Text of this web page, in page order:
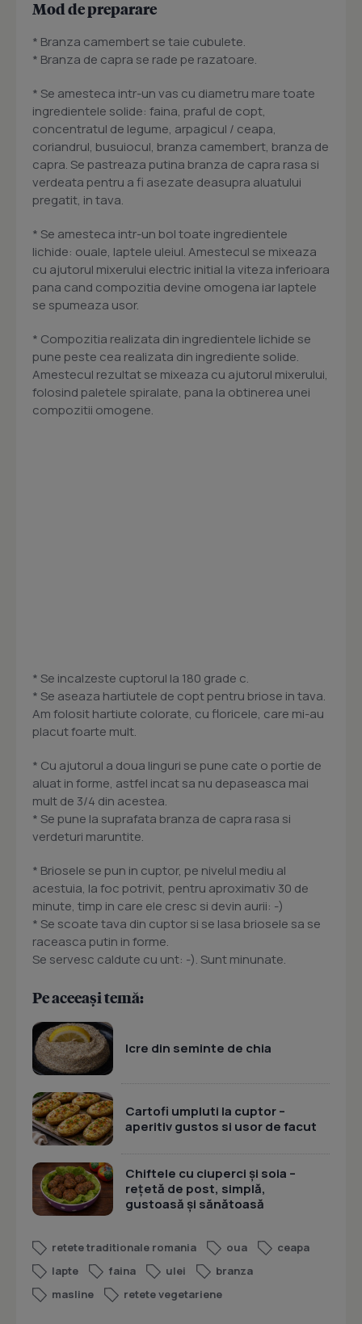
Mod de preparare
* Branza camembert se taie cubulete.
* Branza de capra se rade pe razatoare.
* Se amesteca intr-un vas cu diametru mare toate
ingredientele solide: faina, praful de copt,
concentratul de legume, arpagicul / ceapa,
coriandrul, busuiocul, branza camembert, branza de
capra. Se pastreaza putina branza de capra rasa si
verdeata pentru a fi asezate deasupra aluatului
pregatit, in tava.
* Se amesteca intr-un bol toate ingredientele
lichide: ouale, laptele uleiul. Amestecul se mixeaza
cu ajutorul mixerului electric initial la viteza inferioara
pana cand compozitia devine omogena iar laptele
se spumeaza usor.
* Compozitia realizata din ingredientele lichide se
pune peste cea realizata din ingrediente solide.
Amestecul rezultat se mixeaza cu ajutorul mixerului,
folosind paletele spiralate, pana la obtinerea unei
compozitii omogene.
* Se incalzeste cuptorul la 180 grade c.
* Se aseaza hartiutele de copt pentru briose in tava.
Am folosit hartiute colorate, cu floricele, care mi-au
placut foarte mult.
* Cu ajutorul a doua linguri se pune cate o portie de
aluat in forme, astfel incat sa nu depaseasca mai
mult de 3/4 din acestea.
* Se pune la suprafata branza de capra rasa si
verdeturi maruntite.
* Briosele se pun in cuptor, pe nivelul mediu al
acestuia, la foc potrivit, pentru aproximativ 30 de
minute, timp in care ele cresc si devin aurii: -)
* Se scoate tava din cuptor si se lasa briosele sa se
raceasca putin in forme.
Se servesc caldute cu unt: -). Sunt minunate.
Pe aceeași temă:
Icre din seminte de chia
Cartofi umpluti la cuptor –
aperitiv gustos si usor de facut
Chiftele cu ciuperci și soia –
rețetă de post, simplă,
gustoasă și sănătoasă
retete traditionale romania oua
ceapa
lapte
faina ulei
branza
masline
retete vegetariene